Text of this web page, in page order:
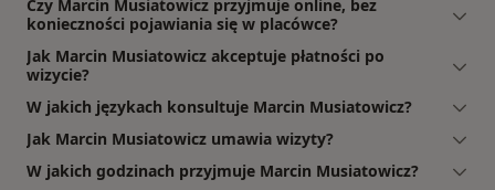
Czy Marcin Musiatowicz przyjmuje online, bez
konieczności pojawiania się w placówce?
Jak Marcin Musiatowicz akceptuje płatności po
wizycie?
W jakich językach konsultuje Marcin Musiatowicz?
Jak Marcin Musiatowicz umawia wizyty?
W jakich godzinach przyjmuje Marcin Musiatowicz?